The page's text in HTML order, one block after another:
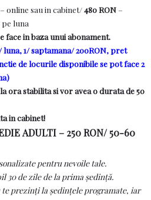
online sau in cabinet/480 RON–
luna
face in baza unui abonament.
1/ saptamana/ 200RON,pret
de locurile disponibile se pot face 2
ora stabilita si vor avea o durata de 50
in cabinet!
ADULTI – 250 RON/ 50-60
pentru nevoile tale.
30 de zile de la prima ședință.
te prezinți la ședințele programate, iar